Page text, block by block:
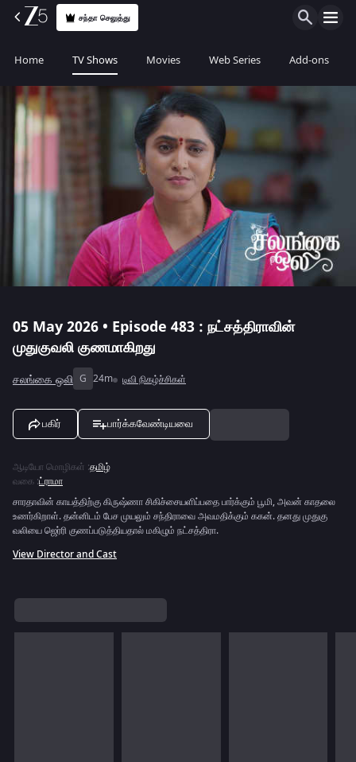
சந்தா செலுத்து
Home TV Shows Movies Web Series Add-ons
05 May 2026 • Episode 483 : நட்சத்திராவின்
முதுகுவலி குணமாகிறது
சலங்கை ஒலி G 24m டிவி நிகழ்ச்சிகள்
பகிர் பார்க்கவேண்டியவை
ஆடியோ மொழிகள் :தமிழ்
வகை :ட்ராமா
சாரதாவின் காயத்திற்கு கிருஷ்ணா சிகிச்சையளிப்பதை பார்க்கும் பூமி, அவன் காதலை
உணர்கிறாள். தன்னிடம் பேச முயலும் சந்திராவை அவமதிக்கும் ககன். தனது முதுகு
வலியை ஜெர்ரி குணப்படுத்தியதால் மகிழும் நட்சத்திரா.
View Director and Cast